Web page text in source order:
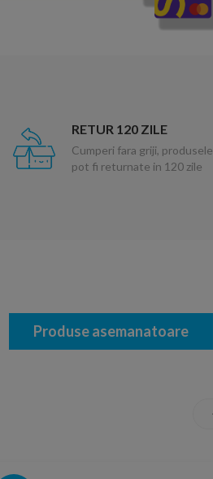
RETUR 120 ZILE
Cumperi fara griji, produsele
pot fi returnate in 120 zile
Produse asemanatoare